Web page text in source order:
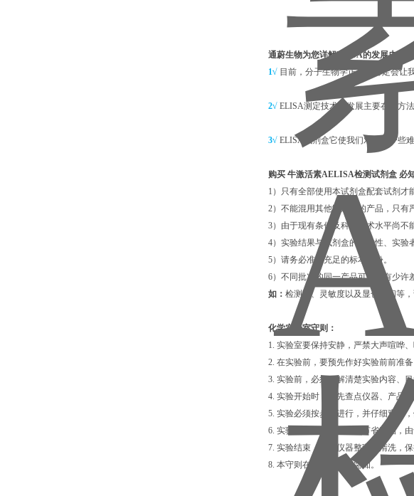
通蔚生物为您详解ELISA的发展史：
1√ 目前，分子生物学正在并肯定会让
2√ ELISA测定技术的发展主要在于方
3√ ELISA试剂盒它使我们对以前一些
购买 牛激活素AELISA检测试剂盒 必
1）只有全部使用本试剂盒配套试剂才
2）不能混用其他制造商的产品，只有
3）由于现有条件及科学技术水平尚不
4）实验结果与试剂盒的有效性、实验
5）请务必准备充足的标本备份。
6）不同批次的同一产品可能会有少许
如： 检测限、灵敏度以及显色时间等
化学实验室守则：
1. 实验室要保持安静，严禁大声喧哗、
2. 在实验前，要预先作好实验前前准
3. 实验前，必须了解清楚实验内容、目
4. 实验开始时，应先查点仪器、产品
5. 实验必须按步骤进行，并仔细观察
6. 实验时，要爱护仪器，节省产品，
7. 实验结束，要将仪器整理或清洗，
8. 本守则在实验前都应需知。